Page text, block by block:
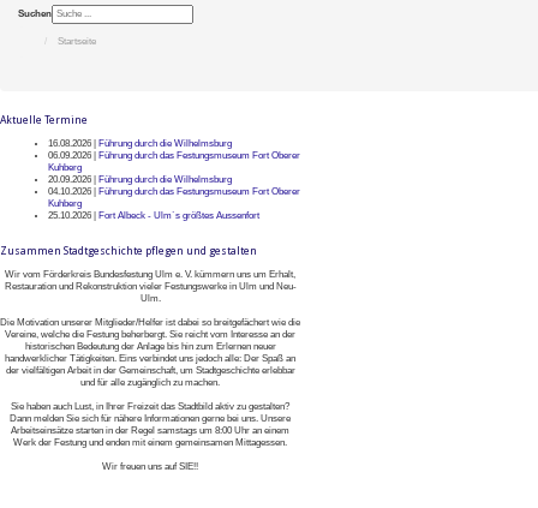
Suchen
Startseite
Aktuelle Termine
16.08.2026 |
Führung durch die Wilhelmsburg
06.09.2026 |
Führung durch das Festungsmuseum Fort Oberer
Kuhberg
20.09.2026 |
Führung durch die Wilhelmsburg
04.10.2026 |
Führung durch das Festungsmuseum Fort Oberer
Kuhberg
25.10.2026 |
Fort Albeck - Ulm`s größtes Aussenfort
Zusammen Stadtgeschichte pflegen und gestalten
Wir vom Förderkreis Bundesfestung Ulm e. V. kümmern uns um Erhalt,
Restauration und Rekonstruktion vieler Festungswerke in Ulm und Neu-
Ulm.
Die Motivation unserer Mitglieder/Helfer ist dabei so breitgefächert wie die
Vereine, welche die Festung beherbergt. Sie reicht vom Interesse an der
historischen Bedeutung der Anlage bis hin zum Erlernen neuer
handwerklicher Tätigkeiten. Eins verbindet uns jedoch alle: Der Spaß an
der vielfältigen Arbeit in der Gemeinschaft, um Stadtgeschichte erlebbar
und für alle zugänglich zu machen.
Sie haben auch Lust, in Ihrer Freizeit das Stadtbild aktiv zu gestalten?
Dann melden Sie sich für nähere Informationen gerne bei uns. Unsere
Arbeitseinsätze starten in der Regel samstags um 8:00 Uhr an einem
Werk der Festung und enden mit einem gemeinsamen Mittagessen.
Wir freuen uns auf SIE!!